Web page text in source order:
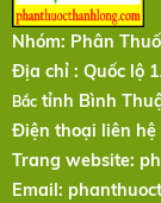
Nhóm: Phân
Địa chỉ : Quốc lộ
Bắc tỉnh Bình
Điện thoại liên
Trang website:
Email: